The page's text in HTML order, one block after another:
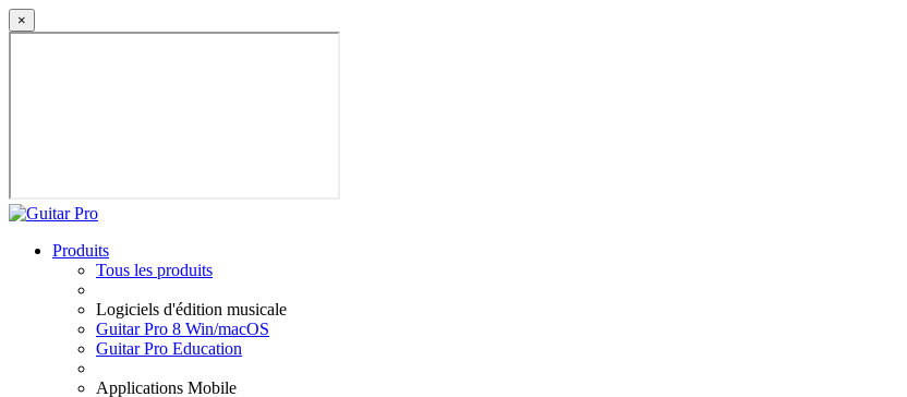
×
Produits
Tous les produits
Logiciels d'édition musicale
Guitar Pro 8 Win/macOS
Guitar Pro Education
Applications Mobile